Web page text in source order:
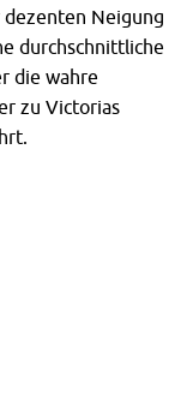
Neigung
durchschnittliche
die wahre
zu Victorias